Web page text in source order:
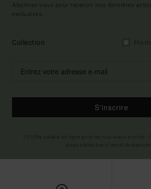
Abonnez-vous pour recevoir nos dernières
exclusives.
Collection
S'inscrire